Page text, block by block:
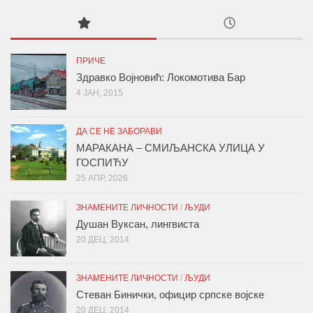
ПРИЧЕ
Здравко Војновић: Локомотива Бар
4 ЈАН, 2015
ДА СЕ НЕ ЗАБОРАВИ
МАРАКАНА – СМИЉАНСКА УЛИЦА У
ГОСПИЋУ
25 АПР, 2026
ЗНАМЕНИТЕ ЛИЧНОСТИ / ЉУДИ
Душан Вуксан, лингвиста
20 ДЕЦ, 2014
ЗНАМЕНИТЕ ЛИЧНОСТИ / ЉУДИ
Стеван Бинички, официр српске војске
20 ДЕЦ, 2014